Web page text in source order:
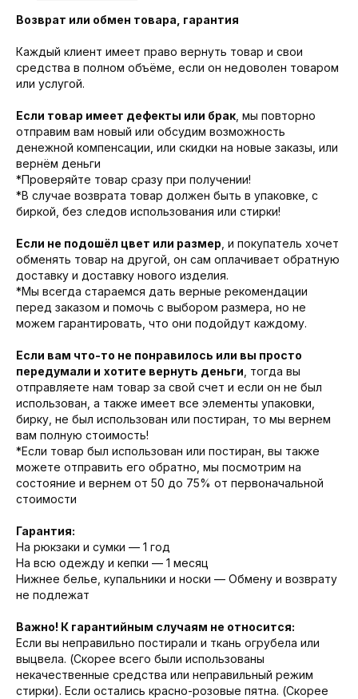
Возврат или обмен товара, гарантия
Каждый клиент имеет право вернуть товар и свои
средства в полном объёме, если он недоволен товаром
или услугой.
Если товар имеет дефекты или брак , мы повторно
отправим вам новый или обсудим возможность
денежной компенсации, или скидки на новые заказы, или
вернём деньги
*Проверяйте товар сразу при получении!
*В случае возврата товар должен быть в упаковке, с
биркой, без следов использования или стирки!
Если не подошёл цвет или размер , и покупатель хочет
обменять товар на другой, он сам оплачивает обратную
доставку и доставку нового изделия.
*Мы всегда стараемся дать верные рекомендации
перед заказом и помочь с выбором размера, но не
можем гарантировать, что они подойдут каждому.
Если вам что-то не понравилось или вы просто
передумали и хотите вернуть деньги , тогда вы
отправляете нам товар за свой счет и если он не был
использован, а также имеет все элементы упаковки,
бирку, не был использован или постиран, то мы вернем
вам полную стоимость!
*Если товар был использован или постиран, вы также
можете отправить его обратно, мы посмотрим на
состояние и вернем от 50 до 75% от первоначальной
стоимости
Гарантия:
На рюкзаки и сумки — 1 год
На всю одежду и кепки — 1 месяц
Нижнее белье, купальники и носки — Обмену и возврату
не подлежат
Важно! К гарантийным случаям не относится:
Если вы неправильно постирали и ткань огрубела или
выцвела. (Скорее всего были использованы
некачественные средства или неправильный режим
стирки). Если остались красно-розовые пятна. (Скорее